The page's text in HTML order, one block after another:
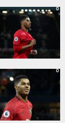
0
0